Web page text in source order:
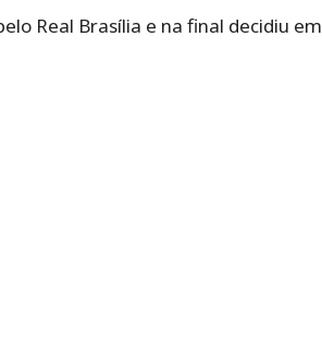
Real Brasília e na final decidiu em